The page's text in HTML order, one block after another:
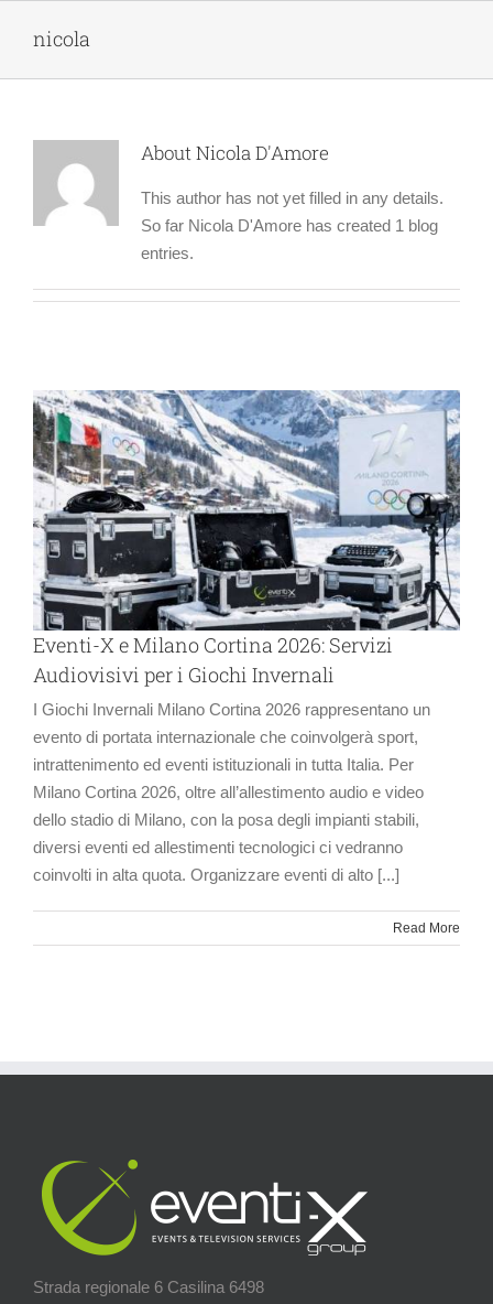
nicola
AboutNicola D'Amore
This author has not yet filled in any details.
So far Nicola D'Amore has created 1 blog
entries.
Eventi-X e Milano Cortina 2026: Servizi
Audiovisivi per i Giochi Invernali
I Giochi Invernali Milano Cortina 2026 rappresentano un
evento di portata internazionale che coinvolgerà sport,
intrattenimento ed eventi istituzionali in tutta Italia. Per
Milano Cortina 2026, oltre all’allestimento audio e video
dello stadio di Milano, con la posa degli impianti stabili,
diversi eventi ed allestimenti tecnologici ci vedranno
coinvolti in alta quota. Organizzare eventi di alto [...]
Read More
Strada regionale 6 Casilina 6498